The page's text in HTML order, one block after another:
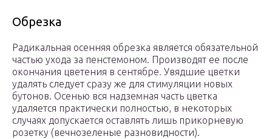
Обрезка
Радикальная осенняя обрезка является обязательной
частью ухода за пенстемоном. Производят ее после
окончания цветения в сентябре. Увядшие цветки
удалять следует сразу же для стимуляции новых
бутонов. Осенью вся надземная часть цветка
удаляется практически полностью, в некоторых
случаях допускается оставлять лишь прикорневую
розетку (вечнозеленые разновидности).